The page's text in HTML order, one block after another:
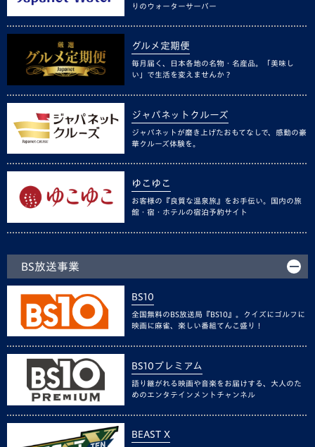
りのウォーターサーバー
グルメ定期便
毎月届く、日本各地の名物・名産品。「美味し
い」で生活を変えませんか？
ジャパネットクルーズ
ジャパネットが磨き上げたおもてなしで、感動の豪
華クルーズ体験を。
ゆこゆこ
お客様の『良質な温泉旅』をお手伝い。国内の旅
館・宿・ホテルの宿泊予約サイト
BS放送事業
BS10
全国無料のBS放送局『BS10』。クイズにゴルフに
映画に麻雀、楽しい番組てんこ盛り！
BS10プレミアム
語り継がれる映画や音楽をお届けする、大人のた
めのエンタテインメントチャンネル
BEAST X